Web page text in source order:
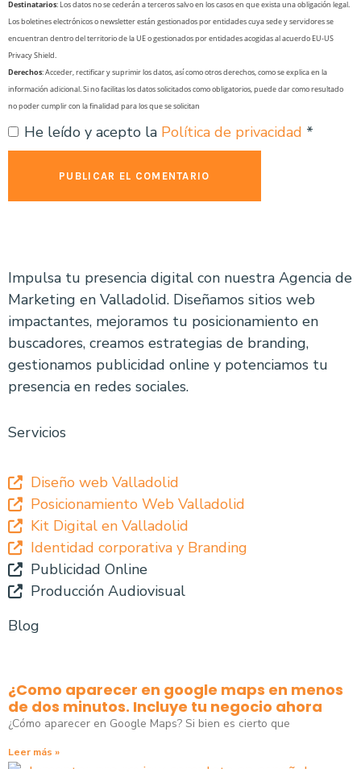
Destinatarios: Los datos no se cederán a terceros salvo en los casos en que exista una obligación legal.
Los boletines electrónicos o newsletter están gestionados por entidades cuya sede y servidores se
encuentran dentro del territorio de la UE o gestionados por entidades acogidas al acuerdo EU-US
Privacy Shield.
Derechos: Acceder, rectificar y suprimir los datos, así como otros derechos, como se explica en la
información adicional. Si no facilitas los datos solicitados como obligatorios, puede dar como resultado
no poder cumplir con la finalidad para los que se solicitan
He leído y acepto la Política de privacidad *
Impulsa tu presencia digital con nuestra Agencia de
Marketing en Valladolid. Diseñamos sitios web
impactantes, mejoramos tu posicionamiento en
buscadores, creamos estrategias de branding,
gestionamos publicidad online y potenciamos tu
presencia en redes sociales.
Servicios
Diseño web Valladolid
Posicionamiento Web Valladolid
Kit Digital en Valladolid
Identidad corporativa y Branding
Publicidad Online
Producción Audiovisual
Blog
¿Como aparecer en google maps en menos
de dos minutos. Incluye tu negocio ahora
¿Cómo aparecer en Google Maps? Si bien es cierto que
Leer más »